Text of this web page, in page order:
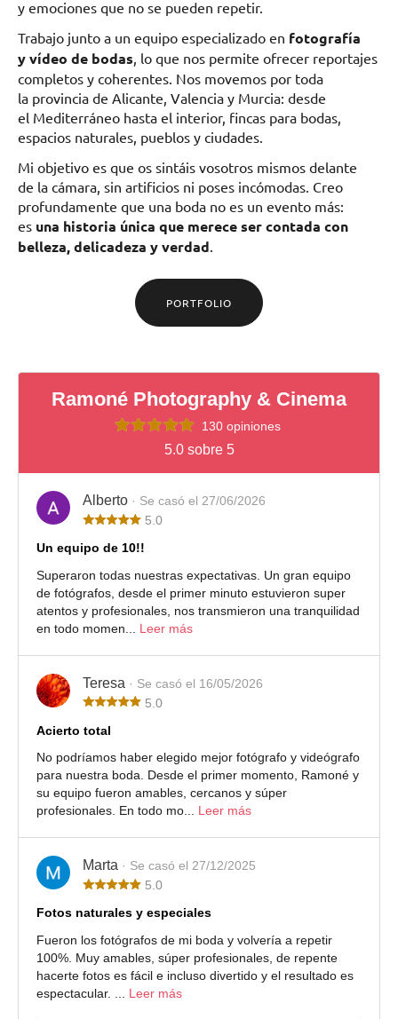
y emociones que no se pueden repetir.
Trabajo junto a un equipo especializado en fotografía
y vídeo de bodas , lo que nos permite ofrecer reportajes
completos y coherentes. Nos movemos por toda
la provincia de Alicante, Valencia y Murcia: desde
el Mediterráneo hasta el interior, fincas para bodas,
espacios naturales, pueblos y ciudades.
Mi objetivo es que os sintáis vosotros mismos delante
de la cámara, sin artificios ni poses incómodas. Creo
profundamente que una boda no es un evento más:
es una historia única que merece ser contada con
belleza, delicadeza y verdad
PORTFOLIO
Ramoné Photography & Cinema
130 opiniones
5.0 sobre 5
Alberto · Se casó el 27/06/2026
5.0
Un equipo de 10!!
Superaron todas nuestras expectativas. Un gran equipo
de fotógrafos, desde el primer minuto estuvieron super
atentos y profesionales, nos transmieron una tranquilidad
en todo momen... Leer más
Teresa · Se casó el 16/05/2026
5.0
Acierto total
No podríamos haber elegido mejor fotógrafo y videógrafo
para nuestra boda. Desde el primer momento, Ramoné y
su equipo fueron amables, cercanos y súper
profesionales. En todo mo... Leer más
Marta · Se casó el 27/12/2025
5.0
Fotos naturales y especiales
Fueron los fotógrafos de mi boda y volvería a repetir
100%. Muy amables, súper profesionales, de repente
hacerte fotos es fácil e incluso divertido y el resultado es
espectacular. ... Leer más